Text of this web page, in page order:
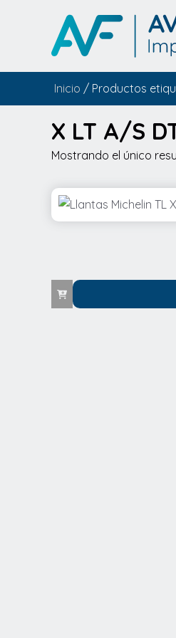
Inicio / Productos
X LT A/S
Mostrando el único